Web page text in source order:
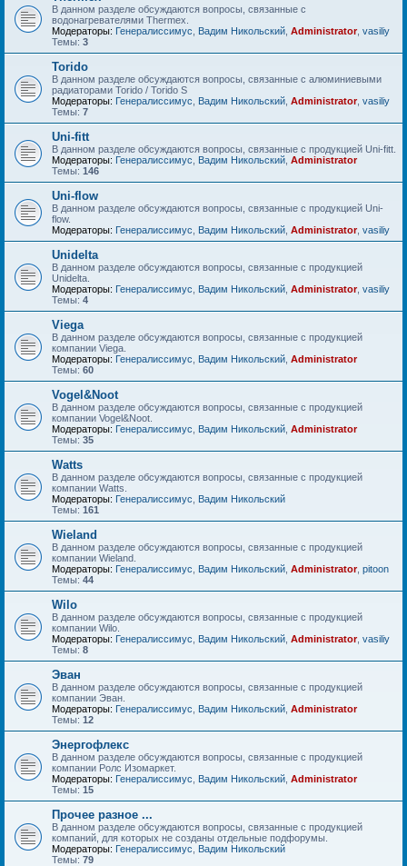
В данном разделе обсуждаются вопросы, связанные с
водонагревателями Thermex.
Модераторы: Генералиссимус Вадим Никольский Administrator, vasiliy
Темы: 3
Torido
В данном разделе обсуждаются вопросы, связанные с алюминиевыми
радиаторами Torido / Torido S
Модераторы: Генералиссимус Вадим Никольский Administrator, vasiliy
Темы: 7
Uni-fitt
В данном разделе обсуждаются вопросы, связанные с продукцией Uni-fitt.
Модераторы: Генералиссимус Вадим Никольский Administrator
Темы: 146
Uni-flow
В данном разделе обсуждаются вопросы, связанные с продукцией Uni-
flow.
Модераторы: Генералиссимус Вадим Никольский Administrator, vasiliy
Unidelta
В данном разделе обсуждаются вопросы, связанные с продукцией
Unidelta.
Модераторы: Генералиссимус Вадим Никольский Administrator, vasiliy
Темы: 4
Viega
В данном разделе обсуждаются вопросы, связанные с продукцией
компании Viega.
Модераторы: Генералиссимус Вадим Никольский Administrator
Темы: 60
Vogel&Noot
В данном разделе обсуждаются вопросы, связанные с продукцией
компании Vogel&Noot.
Модераторы: Генералиссимус Вадим Никольский Administrator
Темы: 35
Watts
В данном разделе обсуждаются вопросы, связанные с продукцией
компании Watts.
Модераторы: Генералиссимус
Вадим Никольский
Темы: 161
Wieland
В данном разделе обсуждаются вопросы, связанные с продукцией
компании Wieland.
Модераторы: Генералиссимус Вадим Никольский Administrator, pitoon
Темы: 44
Wilo
В данном разделе обсуждаются вопросы, связанные с продукцией
компании Wilo.
Модераторы: Генералиссимус Вадим Никольский Administrator, vasiliy
Темы: 8
Эван
В данном разделе обсуждаются вопросы, связанные с продукцией
компании Эван.
Модераторы: Генералиссимус Вадим Никольский Administrator
Темы: 12
Энергофлекс
В данном разделе обсуждаются вопросы, связанные с продукцией
компании Ролс Изомаркет.
Модераторы: Генералиссимус Вадим Никольский Administrator
Темы: 15
Прочее разное ...
В данном разделе обсуждаются вопросы, связанные с продукцией
компаний, для которых не созданы отдельные подфорумы.
Модераторы: Генералиссимус
Вадим Никольский
Темы: 79